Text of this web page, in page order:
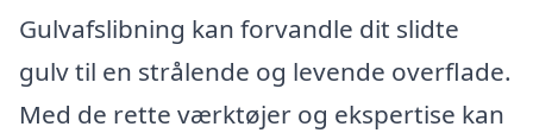
Gulvafslibning kan forvandle dit slidte
gulv til en strålende og levende overflade.
Med de rette værktøjer og ekspertise kan